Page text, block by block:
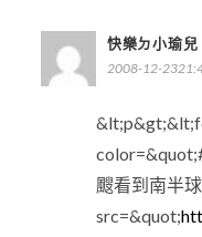
快樂ㄉ小瑜兒
2008-12-
颼看到南半
src=&quot;